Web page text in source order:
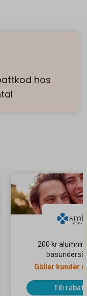
hos
200 kr
Gäller kunder
Till